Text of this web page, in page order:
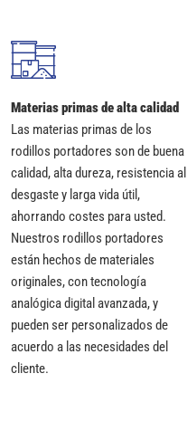
Materias primas de alta calidad
Las materias primas de los
rodillos portadores son de buena
calidad, alta dureza, resistencia al
desgaste y larga vida útil,
ahorrando costes para usted.
Nuestros rodillos portadores
están hechos de materiales
originales, con tecnología
analógica digital avanzada, y
pueden ser personalizados de
acuerdo a las necesidades del
cliente.